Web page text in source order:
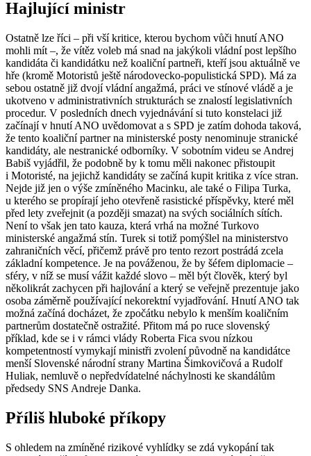
Hajlující ministr
Ostatně lze říci – při vší kritice, kterou bychom vůči hnutí ANO
mohli mít –, že vítěz voleb má snad na jakýkoli vládní post lepšího
kandidáta či kandidátku než koaliční partneři, kteří jsou aktuálně ve
hře (kromě Motoristů ještě národovecko-populistická SPD). Má za
sebou ostatně již dvojí vládní angažmá, práci ve stínové vládě a je
ukotveno v administrativních strukturách se znalostí legislativních
procedur. V posledních dnech vyjednávání si tuto konstelaci již
začínají v hnutí ANO uvědomovat a s SPD je zatím dohoda taková,
že tento koaliční partner na ministerské posty nenominuje stranické
kandidáty, ale nestranické odborníky. V sobotním videu se Andrej
Babiš vyjádřil, že podobně by k tomu měli nakonec přistoupit
i Motoristé, na jejichž kandidáty se začíná kupit kritika z více stran.
Nejde již jen o výše zmíněného Macinku, ale také o Filipa Turka,
u kterého se propírají jeho otevřeně rasistické příspěvky, které měl
před lety zveřejnit (a později smazat) na svých sociálních sítích.
Není to však jen tato kauza, která vrhá na možné Turkovo
ministerské angažmá stín. Turek si totiž pomýšlel na ministerstvo
zahraničních věcí, přičemž právě pro tento rezort postrádá zcela
základní kompetence. Je na pováženou, že by šéfem diplomacie –
sféry, v níž se musí vážit každé slovo – měl být člověk, který byl
několikrát zachycen při hajlování a který se veřejně prezentuje jako
osoba záměrně používající nekorektní vyjadřování. Hnutí ANO tak
možná začíná docházet, že zpočátku nebylo k menším koaličním
partnerům dostatečně ostražité. Přitom má po ruce slovenský
příklad, kde se i v rámci vlády Roberta Fica svou nízkou
kompetentností vymykají ministři zvolení původně na kandidátce
menší Slovenské národní strany Martina Šimkovičová a Rudolf
Huliak, nemluvě o nepředvídatelné náchylnosti ke skandálům
předsedy SNS Andreje Danka.
Příliš hluboké příkopy
S ohledem na zmíněné rizikové vyhlídky se zdá vykopání tak